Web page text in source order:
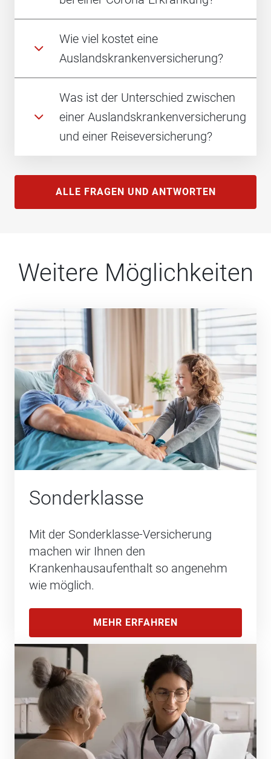
Wie viel kostet eine
Auslandskrankenversicherung?
Was ist der Unterschied zwischen
einer Auslandskrankenversicherung
und einer Reiseversicherung?
ALLE FRAGEN UND ANTWORTEN
Weitere Möglichkeiten
Sonderklasse
Mit der Sonderklasse-Versicherung
machen wir Ihnen den
Krankenhausaufenthalt so angenehm
wie möglich.
MEHR ERFAHREN